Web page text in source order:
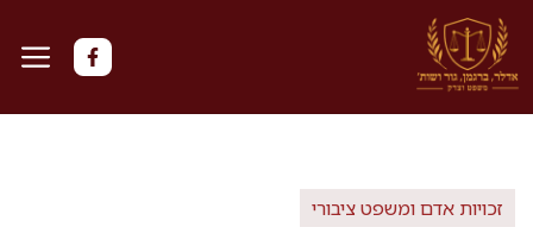
לדלג
לתוכן
זכויות אדם ומשפט ציבורי